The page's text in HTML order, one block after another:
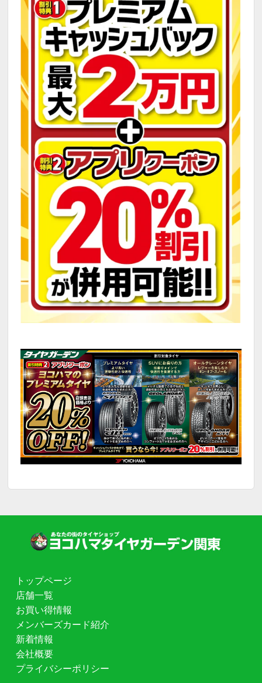
トップページ
店舗一覧
お買い得情報
メンバーズカード紹介
新着情報
会社概要
プライバシーポリシー